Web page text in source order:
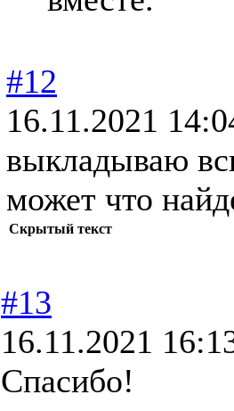
#12
16.11.2021
выкладываю
может что
Скрытый текст
#13
16.11.2021
Спасибо!